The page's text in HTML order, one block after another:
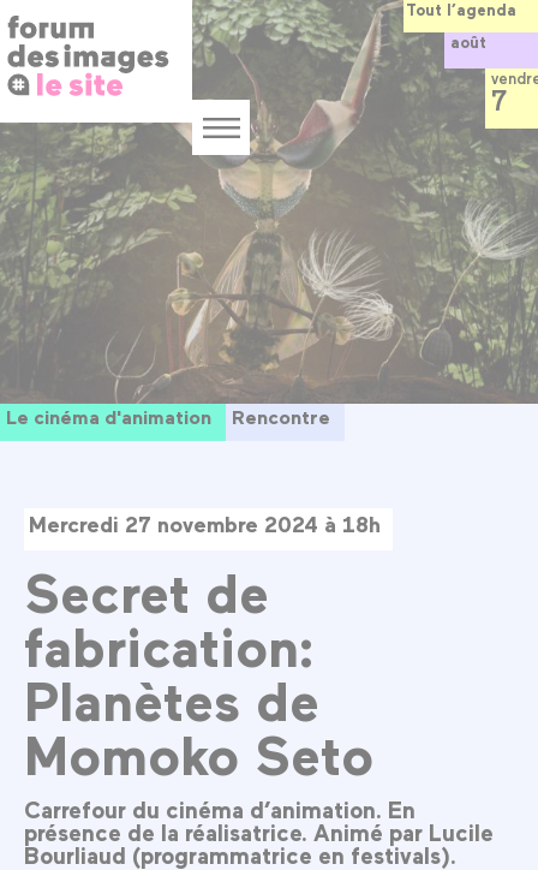
Panneau de gestion des cookies
au
contenu
principal
Menu
Le cinéma d'animation Rencontre
Mercredi 27 novembre 2024 à 18h
Secret de
fabrication:
Planètes de
Momoko Seto
Carrefour du cinéma d’animation. En
présence de la réalisatrice. Animé par Lucile
Bourliaud (programmatrice en festivals).
Tout l’agenda
août
7